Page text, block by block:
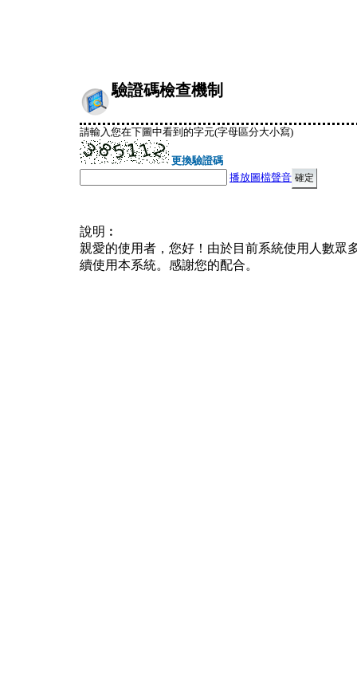
驗證碼檢查機制
請輸入您在下圖中看到的字元(字母區分大小寫)
更換驗證碼
播放圖檔聲音
說明︰
親愛的使用者，您好！由於目前系統使用人數眾
續使用本系統。感謝您的配合。